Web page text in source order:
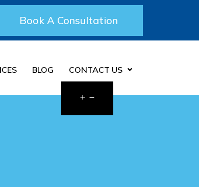
Book A Consultation
BLOG CONTACT US